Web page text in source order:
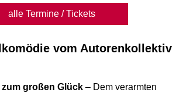
alle Termine / Tickets
vom Autorenkollektiv
großen Glück– Dem verarmten